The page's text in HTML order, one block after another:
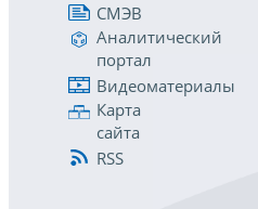
СМЭВ
Аналитический
портал
Видеоматериалы
Карта
сайта
RSS